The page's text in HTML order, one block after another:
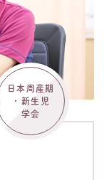
日本周産期
・新生児
学会